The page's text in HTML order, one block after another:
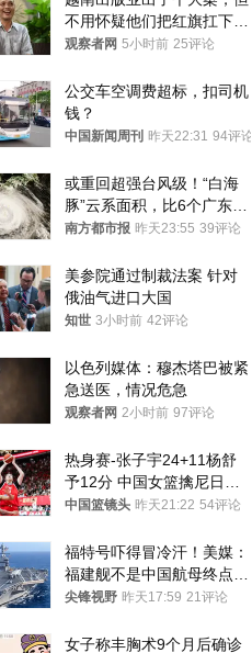
不用怀疑他们把红旗扛下去
的决心
观察者网 5小时前 25评论
公交车空调费超标，扣司机
钱？
中国新闻周刊 昨天22:31 94评论
或重回超强台风级！“白海
豚”云系面积，比6个广东还
大！深圳官方：注意这件事
南方都市报 昨天23:55 39评论
美参院通过制裁法案 针对
俄油气进口大国
知世 3小时前 42评论
以色列媒体：穆杰塔巴被紧
急送医，情况危急
观察者网 2小时前 97评论
热身赛-张子宇24+11杨舒
予12分 中国女篮擒尼日利
亚
中国篮镜头 昨天21:22 54评论
福特号吓得冒冷汗！美媒：
福建舰不是中国航母终点，
而是新起点！
尖锋视野 昨天17:59 21评论
女子称丰胸术9个月后确诊